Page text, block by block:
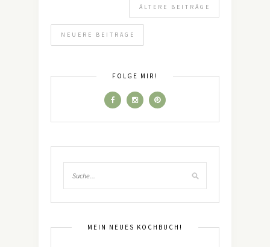
ÄLTERE BEITRÄGE
NEUERE BEITRÄGE
FOLGE MIR!
MEIN NEUES KOCHBUCH!